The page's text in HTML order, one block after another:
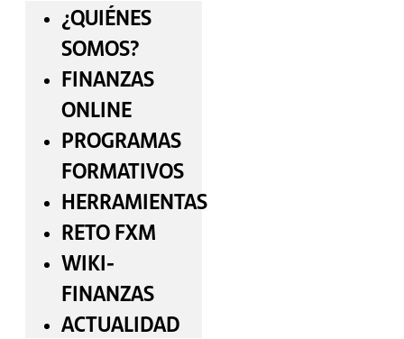
¿QUIÉNES
SOMOS?
FINANZAS
ONLINE
PROGRAMAS
FORMATIVOS
HERRAMIENTAS
RETO FXM
WIKI-
FINANZAS
ACTUALIDAD